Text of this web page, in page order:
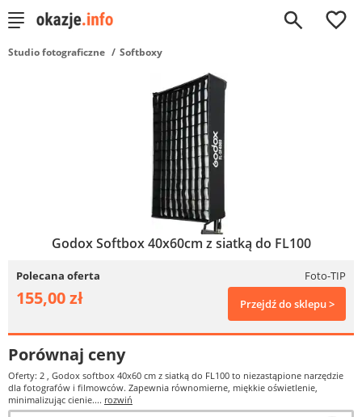
0
Studio fotograficzne Softboxy
Godox Softbox 40x60cm z siatką do FL100
Polecana oferta Foto-TIP
155,00 zł Przejdź do sklepu >
Porównaj ceny
Oferty: 2 , Godox softbox 40x60 cm z siatką do FL100 to niezastąpione narzędzie
dla fotografów i filmowców. Zapewnia równomierne, miękkie oświetlenie,
minimalizując cienie.... rozwiń